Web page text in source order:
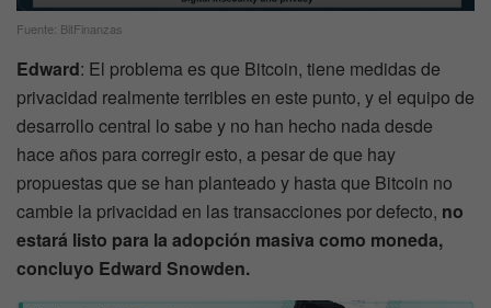
Fuente: BitFinanzas
Edward: El problema es que Bitcoin, tiene medidas de
privacidad realmente terribles en este punto, y el equipo de
desarrollo central lo sabe y no han hecho nada desde
hace años para corregir esto, a pesar de que hay
propuestas que se han planteado y hasta que Bitcoin no
cambie la privacidad en las transacciones por defecto, no
estará listo para la adopción masiva como moneda,
concluyo Edward Snowden.